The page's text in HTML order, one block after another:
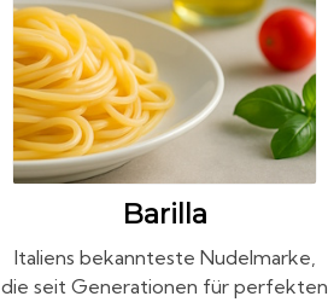
Barilla
Italiens bekannteste Nudelmarke,
die seit Generationen für perfekten